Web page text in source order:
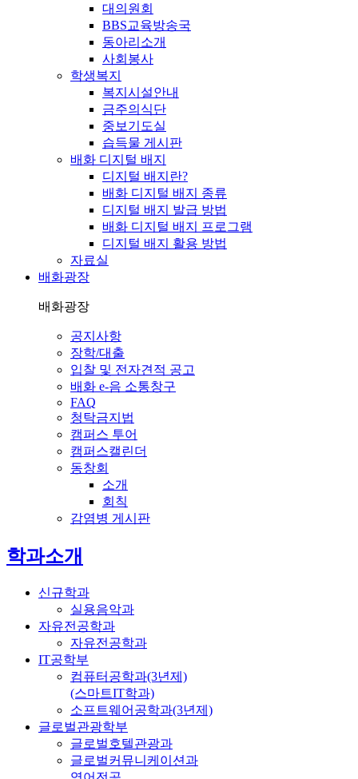
대의원회
BBS교육방송국
동아리소개
사회봉사
학생복지
복지시설안내
금주의식단
중보기도실
습득물 게시판
배화 디지털 배지
디지털 배지란?
배화 디지털 배지 종류
디지털 배지 발급 방법
배화 디지털 배지 프로그램
디지털 배지 활용 방법
자료실
배화광장
배화광장
공지사항
장학/대출
입찰 및 전자견적 공고
배화 e-음 소통창구
FAQ
청탁금지법
캠퍼스 투어
캠퍼스캘린더
동창회
소개
회칙
감염병 게시판
전체메뉴
학과소개
신규학과
실용음악과
자유전공학과
자유전공학과
IT공학부
컴퓨터공학과(3년제)
(스마트IT학과)
소프트웨어공학과(3년제)
글로벌관광학부
글로벌호텔관광과
글로벌커뮤니케이션과